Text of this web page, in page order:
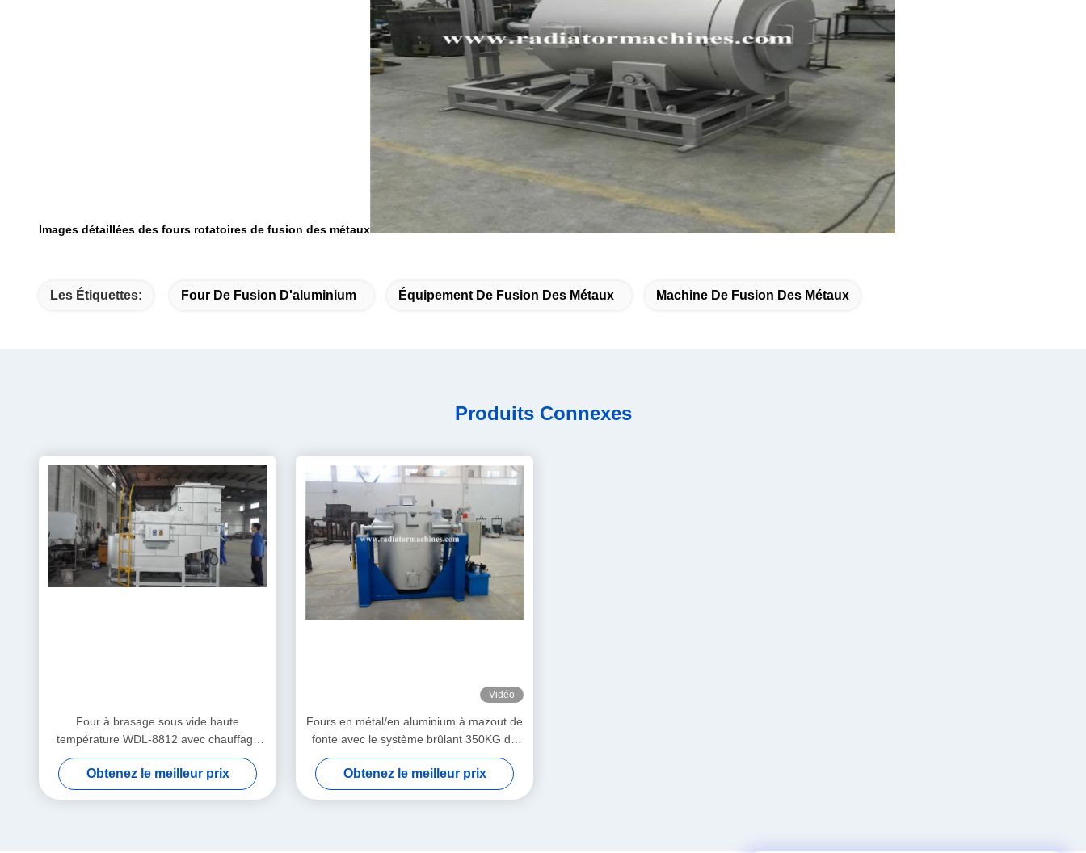
Images détaillées des fours rotatoires de fusion des métaux
Les Étiquettes: Four De Fusion D'aluminium Équipement De Fusion Des Métaux Machine De Fusion Des Métaux
Produits Connexes
Four à brasage sous vide haute
température WDL-8812 avec chauffage
graphite – WUXI WONDERY
Obtenez le meilleur prix
Vidéo
Fours en métal/en aluminium à mazout de
fonte avec le système brûlant 350KG de
tuyau
Obtenez le meilleur prix